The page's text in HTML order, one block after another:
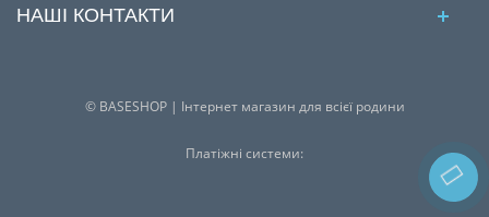
НАШІ КОНТАКТИ
© BASESHOP | Інтернет магазин для всієї родини
Платіжні системи: